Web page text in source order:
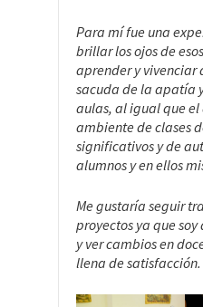
Para mí fue una
brillar los ojos de
aprender y vivenciar
sacuda de la apatía
aulas, al igual que el
ambiente de clases
significativos y de
alumnos y en ellos
Me gustaría seguir
proyectos ya que
y ver cambios en
llena de satisfacción.